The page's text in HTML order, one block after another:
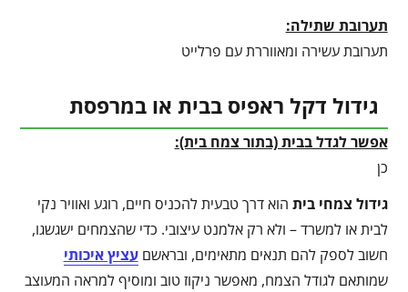
תערובת שתילה:
תערובת עשירה ומאווררת עם פרלייט
גידול דקל ראפיס בבית או במרפסת
אפשר לגדל בבית (בתור צמח בית):
כן
גידול צמחי בית הוא דרך טבעית להכניס חיים, רוגע ואוויר נקי
לבית או למשרד – ולא רק אלמנט עיצובי. כדי שהצמחים ישגשגו,
חשוב לספק להם תנאים מתאימים, ובראשםעציץ איכותי
שמותאם לגודל הצמח, מאפשר ניקוז טוב ומוסיף למראה המעוצב